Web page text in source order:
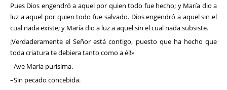
Pues Dios engen­dró a aquel por quien todo fue hecho; y María dio a
luz a aquel por quien todo fue salvado. Dios engendró a aquel sin el
cual nada existe; y María dio a luz a aquel sin el cual nada subsiste.
¡Verdaderamente el Señor está contigo, puesto que ha hecho que
toda criatura te debiera tanto como a él!»
–Ave María purísima.
–Sin pecado concebida.